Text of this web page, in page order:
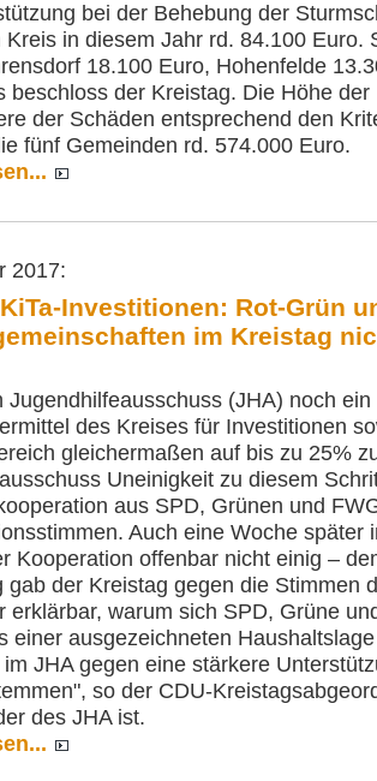
bei der Behebung der
Kreis in diesem Jahr rd. 84.100 Euro.
18.100 Euro, Hohenfelde
beschloss der Kreistag. Die Höhe
der Schäden entsprechend den
fünf Gemeinden rd. 574.000 Euro.
2017:
Investitionen: Rot-Grün
im Kreistag
Jugendhilfeausschuss (JHA) noch
des Kreises für Investitionen
gleichermaßen auf bis zu 25%
Uneinigkeit zu diesem
aus SPD, Grünen und
Auch eine Woche später
Kooperation offenbar nicht einig –
gab der Kreistag gegen die Stimmen
erklärbar, warum sich SPD, Grüne
einer ausgezeichneten
JHA gegen eine stärkere
so der CDU-
des JHA ist.